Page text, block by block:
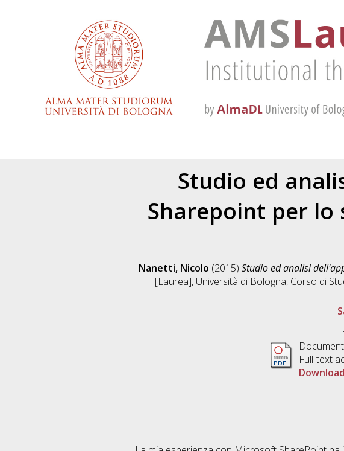
Studio ed
Sharepoint per
Nanetti, Nicolo (2015) Studio ed analisi
[Laurea], Università di Bologna, Corso di
Full-text